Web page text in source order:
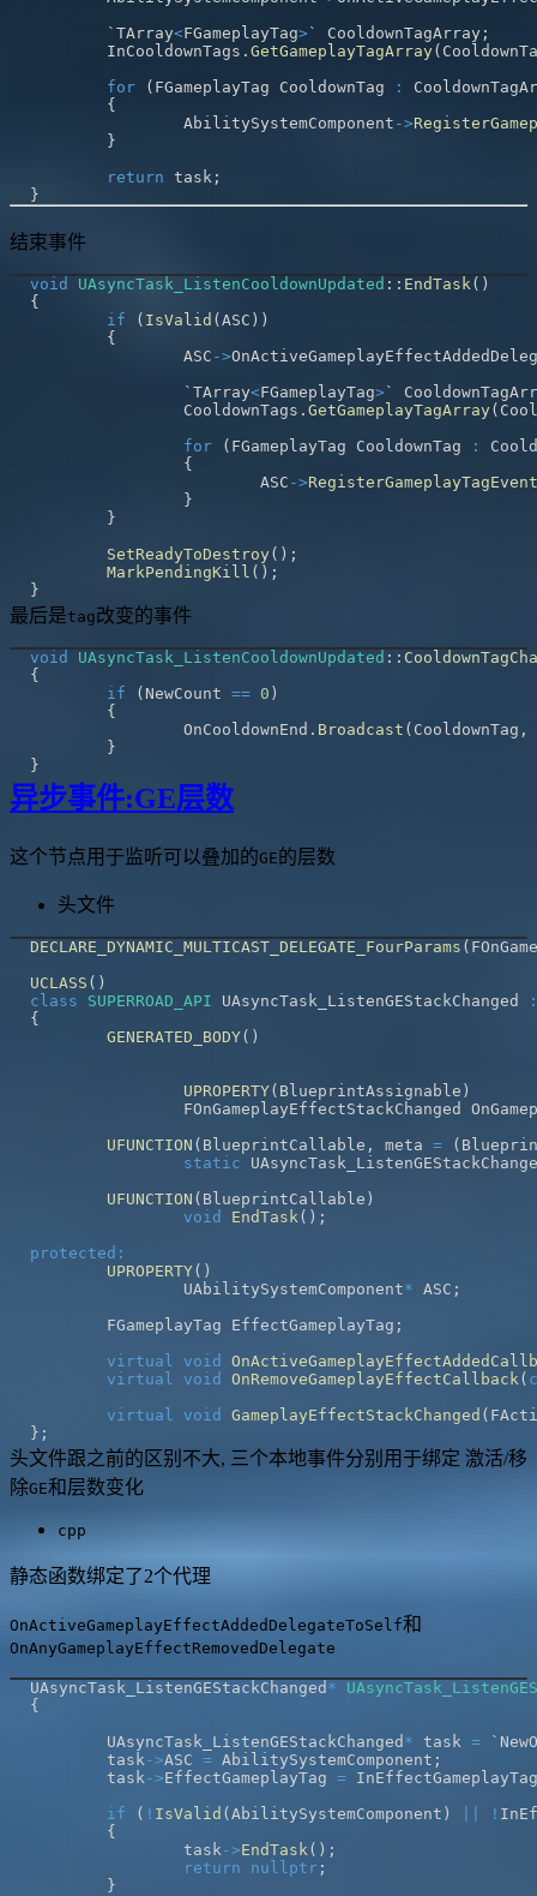
	`TArray
<FGameplayTag> ` CooldownTagArray ;
	InCooldownTags
. GetGameplayTagArray(
for
( FGameplayTag CooldownTag :
{
		AbilitySystemComponent
->
}
return task ;
}
结束事件
void UAsyncTask_ListenCooldownUpdated :: EndTask ( )
{
if
( IsValid ( ASC ) )
{
		ASC
->
		`TArray
<FGameplayTag> `
		CooldownTags
. GetGameplayTagArray(
for
( FGameplayTag CooldownTag :
{
			ASC
->RegisterGameplayTagEvent
}
}
SetReadyToDestroy( ) ;
MarkPendingKill ( ) ;
}
最后是tag改变的事件
void UAsyncTask_ListenCooldownUpdated ::
{
if
( NewCount == 0 )
{
		OnCooldownEnd
. Broadcast ( CooldownTag ,
}
}
异步事件:GE层数
这个节点用于监听可以叠加的GE的层数
头文件
DECLARE_DYNAMIC_MULTICAST_DELEGATE_FourParams (
UCLASS ( )
class
SUPERROAD_API UAsyncTask_ListenGEStackChanged
:
{
GENERATED_BODY( )
UPROPERTY( BlueprintAssignable )
FOnGameplayEffectStackChanged
UFUNCTION ( BlueprintCallable , meta = (
static
UFUNCTION ( BlueprintCallable )
void
EndTask ( ) ;
protected :
UPROPERTY( )
		UAbilitySystemComponent
* ASC ;
	FGameplayTag EffectGameplayTag
;
virtual
void
virtual
void OnRemoveGameplayEffectCallback (
virtual
void GameplayEffectStackChanged (
} ;
头文件跟之前的区别不大, 三个本地事件分别用于绑定 激活/移
除GE和层数变化
cpp
静态函数绑定了2个代理
OnActiveGameplayEffectAddedDelegateToSelf和
OnAnyGameplayEffectRemovedDelegate
UAsyncTask_ListenGEStackChanged *
{
	UAsyncTask_ListenGEStackChanged
* task =
	task
->ASC = AbilitySystemComponent ;
	task
->EffectGameplayTag = InEffectGameplayTag
if
( ! IsValid (AbilitySystemComponent ) !
{
		task
->EndTask ( ) ;
return
nullptr ;
}